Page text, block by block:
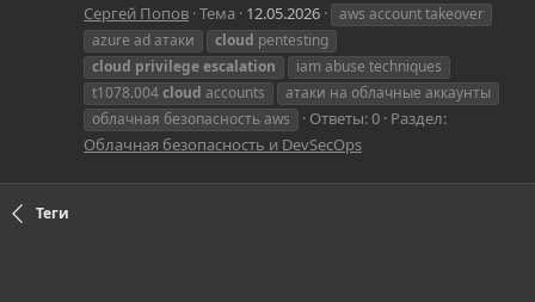
Сергей Попов Тема 12.05.2026
aws account takeover
azure ad атаки
cloud pentesting
cloud privilegeescalation
iam abuse techniques
t1078.004cloud accounts
атаки на облачные аккаунты
облачная безопасность aws
Ответы: 0 Раздел:
Облачная безопасность и DevSecOps
Теги